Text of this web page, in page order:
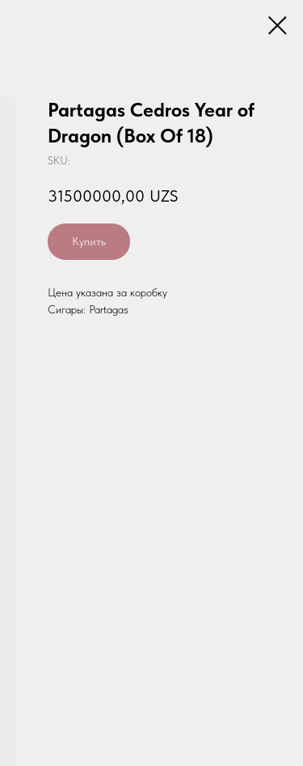
Partagas Cedros Year of
Dragon (Box Of 18)
SKU:
31500000,00 UZS
Купить
Цена указана за коробку
Сигары: Partagas